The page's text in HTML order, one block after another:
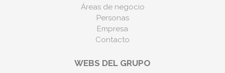
Áreas de negocio
Personas
Empresa
Contacto
WEBS DEL GRUPO